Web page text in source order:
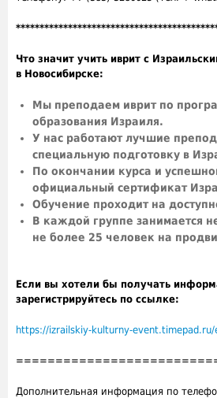
Что значит учить иврит с
в Новосибирске:
Мы преподаем иврит по
образования Израиля.
У нас работают лучшие
специальную подготовку в
По окончании курса и
официальный сертификат
Обучение проходит на
В каждой группе занимается
не более 25 человек на
Если вы хотели бы получать
зарегистрируйтесь по ссылке:
https://izrailskiy-kulturny-event.timepad.ru/
Дополнительная информация по